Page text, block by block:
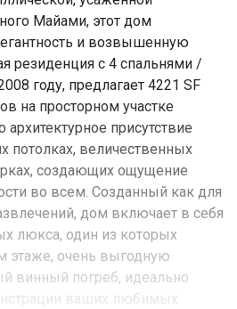
Майами, этот дом
и возвышенную
резиденция с 4 спальнями /
году, предлагает 4221 SF
на просторном участке
присутствие
потолках, величественных
создающих ощущение
во всем. Созданный как для
дом включает в себя
люкса, один из которых
этаже, очень выгодную
винный погреб, идеально
ваших любимых